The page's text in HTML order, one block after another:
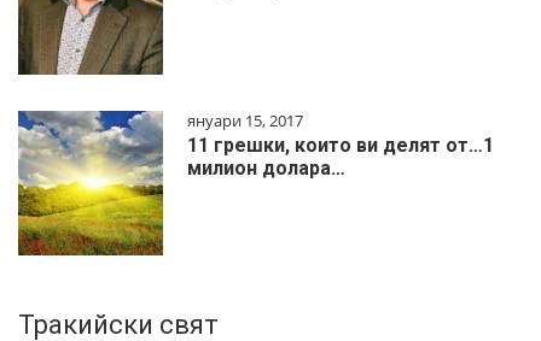
януари 15, 2017
11 грешки, които ви делят от…1
милиoн дoлapa…
Тракийски свят